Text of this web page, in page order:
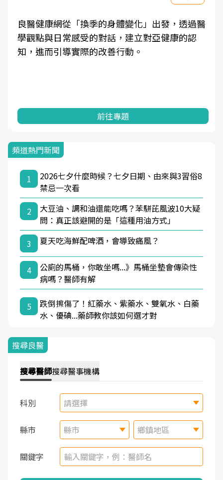
良醫健康網從「換季的身體變化」出發，透過醫
學觀點與日常感受的對話，建立對亞健康的認
知，進而引導實際的改善行動。
前往專題
頻道熱門新聞
1
2026七夕什麼時候？七夕日期、由來與3習俗8
禁忌一次看
2
大豆油、調和油還能吃嗎？苯駢芘風波10大疑
問：真正該避開的是「這種用油方式」
3
夏天吃海鮮配啤酒，會導致痛風？
4
公廁的馬桶，你敢坐嗎...》馬桶坐墊會傳染性
病嗎？醫師有解
5
跌倒擦傷了！紅藥水、紫藥水、雙氧水、白藥
水、優碘...藥師教你該如何選才對
搜尋良醫
搜尋醫師搜尋醫事機構
科別 請選擇
縣市 縣市 鄉鎮地區
關鍵字